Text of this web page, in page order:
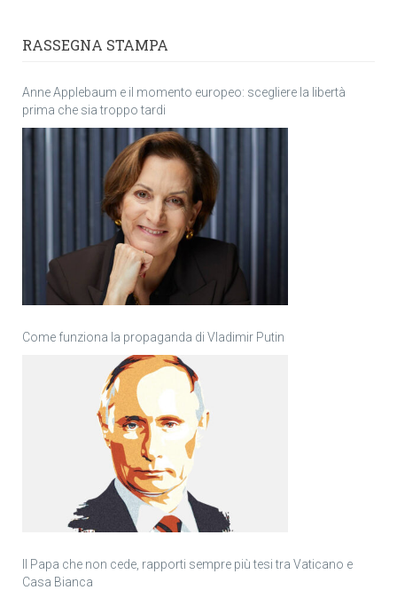
RASSEGNA STAMPA
Anne Applebaum e il momento europeo: scegliere la libertà
prima che sia troppo tardi
Come funziona la propaganda di Vladimir Putin
Il Papa che non cede, rapporti sempre più tesi tra Vaticano e
Casa Bianca